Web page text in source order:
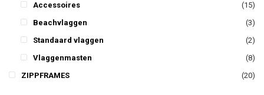
Accessoires
(15)
Beachvlaggen
(3)
Standaard vlaggen
(2)
Vlaggenmasten
(8)
ZIPPFRAMES
(20)